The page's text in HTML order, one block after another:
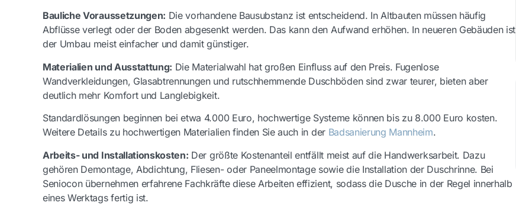
Bauliche Voraussetzungen: Die vorhandene Bausubstanz ist entscheidend. In Altbauten müssen häufig
Abflüsse verlegt oder der Boden abgesenkt werden. Das kann den Aufwand erhöhen. In neueren Gebäuden ist
der Umbau meist einfacher und damit günstiger.
Materialien und Ausstattung: Die Materialwahl hat großen Einfluss auf den Preis. Fugenlose
Wandverkleidungen, Glasabtrennungen und rutschhemmende Duschböden sind zwar teurer, bieten aber
deutlich mehr Komfort und Langlebigkeit.
Standardlösungen beginnen bei etwa 4.000 Euro, hochwertige Systeme können bis zu 8.000 Euro kosten.
Weitere Details zu hochwertigen Materialien finden Sie auch in der Badsanierung Mannheim.
Arbeits- und Installationskosten: Der größte Kostenanteil entfällt meist auf die Handwerksarbeit. Dazu
gehören Demontage, Abdichtung, Fliesen- oder Paneelmontage sowie die Installation der Duschrinne. Bei
Seniocon übernehmen erfahrene Fachkräfte diese Arbeiten effizient, sodass die Dusche in der Regel innerhalb
eines Werktags fertig ist.